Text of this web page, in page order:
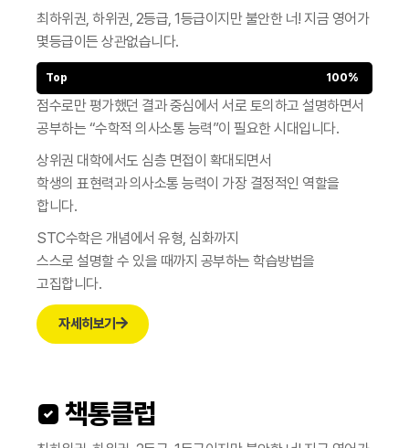
최하위권, 하위권, 2등급, 1등급이지만 불안한 너! 지금 영어가
몇등급이든 상관없습니다.
Top 100%
점수로만 평가했던 결과 중심에서 서로 토의하고 설명하면서
공부하는 “수학적 의사소통 능력”이 필요한 시대입니다.
상위권 대학에서도 심층 면접이 확대되면서
학생의 표현력과 의사소통 능력이 가장 결정적인 역할을
합니다.
STC수학은 개념에서 유형, 심화까지
스스로 설명할 수 있을 때까지 공부하는 학습방법을
고집합니다.
자세히보기
 책통클럽